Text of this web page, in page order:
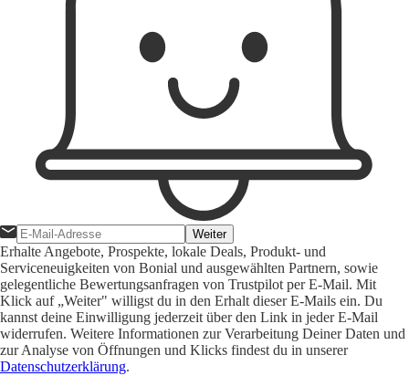
Weiter
Erhalte Angebote, Prospekte, lokale Deals, Produkt- und
Serviceneuigkeiten von Bonial und ausgewählten Partnern, sowie
gelegentliche Bewertungsanfragen von Trustpilot per E-Mail. Mit
Klick auf „Weiter" willigst du in den Erhalt dieser E-Mails ein. Du
kannst deine Einwilligung jederzeit über den Link in jeder E-Mail
widerrufen. Weitere Informationen zur Verarbeitung Deiner Daten und
zur Analyse von Öffnungen und Klicks findest du in unserer
Datenschutzerklärung.